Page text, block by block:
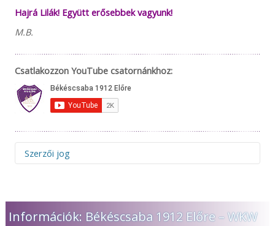
Hajrá Lilák! Együtt erősebbek vagyunk!
M.B.
Csatlakozzon YouTube csatornánkhoz:
Szerzői jog
interjúk, ötletek, megoldások és fotók a Békéscsaba 1912
Előre Futball Zrt. tulajdonát képezik. Tilos a tulajdonos
Információk: Békéscsaba 1912 Előre – WKW